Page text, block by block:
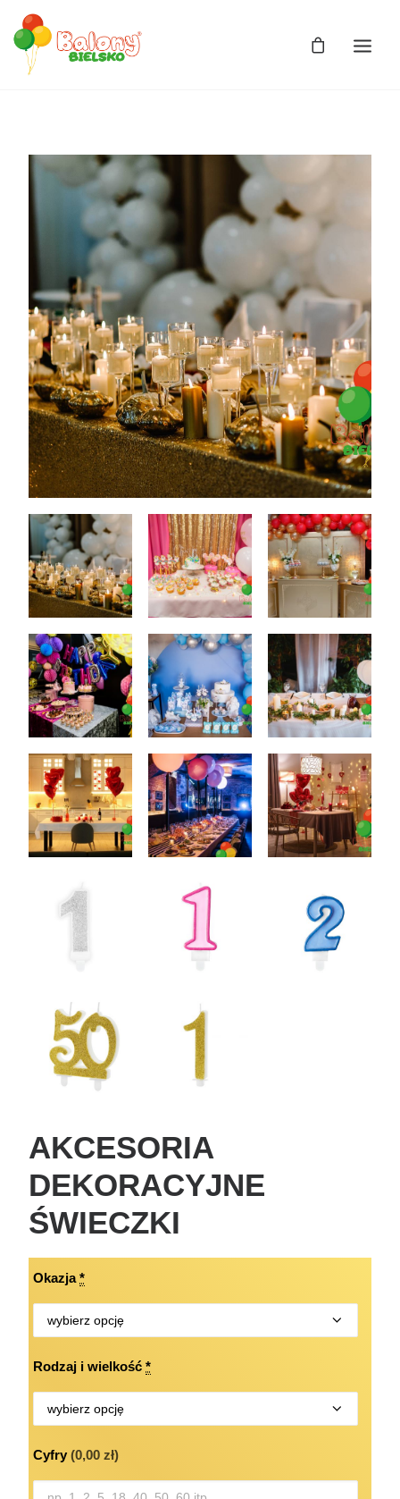
Zdjęcia
Balony
Balony z helem
Balony Bajki
Licencja
Dekoracje
Wesele
Oferta
Akcesoria
Okazje
Kontakt
AKCESORIA
DEKORACYJNE
ŚWIECZKI
Okazja *
Rodzaj i wielkość *
Cyfry (0,00 zł)